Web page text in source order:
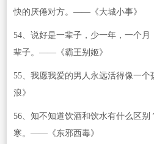
快的厌倦对方。——《大城小事》
54、说好是一辈子，少一年，一个
辈子。——《霸王别姬》
55、我愿我爱的男人永远活得像一
浪》
56、知不知道饮酒和饮水有什么区别
寒。——《东邪西毒》